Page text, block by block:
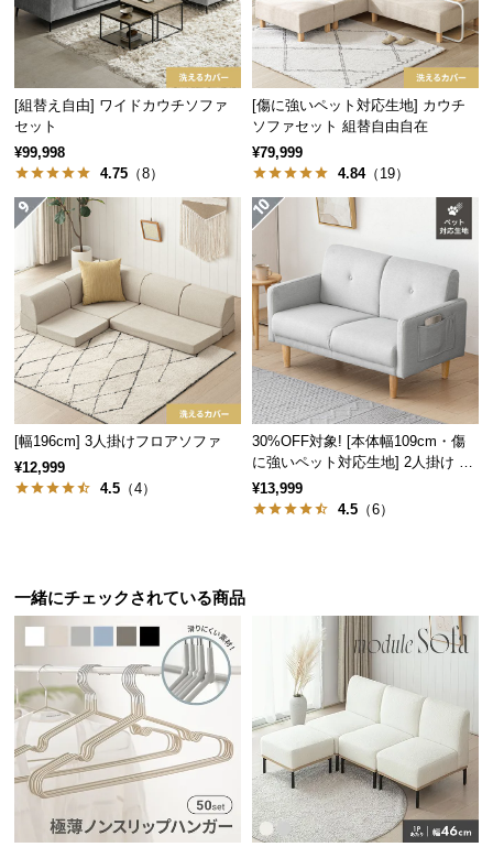
つ
い
会
員
規
約
に
い
て
お
様
サ
ポ
ブ
ロ
[組替え自由] ワイドカウチソファ
セット
¥99,998
4.75 （8）
[傷に強いペット対応生地] カウチ
ソファセット 組替自由自在
¥79,999
4.84（19）
[幅196cm] 3人掛けフロアソファ
¥12,999
4.5 （4）
30%OFF対象! [本体幅109cm・傷
に強いペット対応生地] 2人掛け コ
ンパクトソファ ポケット付き
¥13,999
4.5 （6）
一緒にチェックされている商品